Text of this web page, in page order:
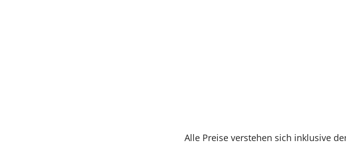
Alle Preise verstehen sich inklusive